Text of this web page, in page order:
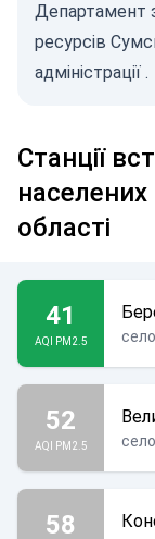
Департамент
ресурсів
адміністрації .
Станції
області
41
AQI PM2.5 село
52
AQI PM2.5 село
58